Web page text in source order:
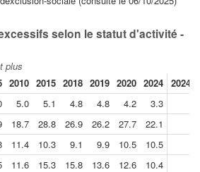
selon le statut d'activité -
plus
2010 2015 2018 2019 2020 2024 2024//
5.0 5.1 4.8 4.8 4.2
3.3
18.7 28.8 26.9 26.2 27.7
22.1
11.4 10.3 9.1 9.9 10.5
10.5
11.6 15.3 15.8 13.6 12.6
10.4